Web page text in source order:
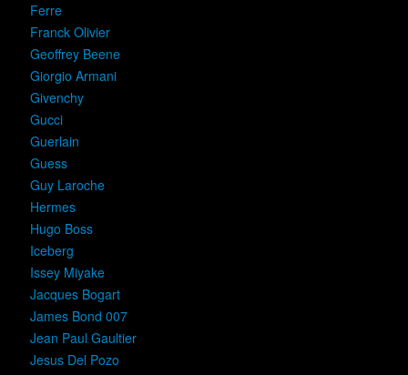
Ferre
Franck Olivier
Geoffrey Beene
Giorgio Armani
Givenchy
Gucci
Guerlain
Guess
Guy Laroche
Hermes
Hugo Boss
Iceberg
Issey Miyake
Jacques Bogart
James Bond 007
Jean Paul Gaultier
Jesus Del Pozo